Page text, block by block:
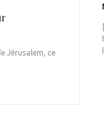
Jérusalem, ce